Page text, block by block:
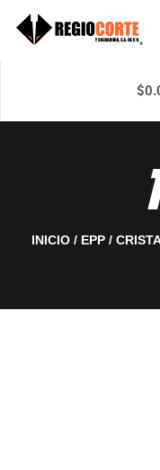
$
INICIO / EPP /